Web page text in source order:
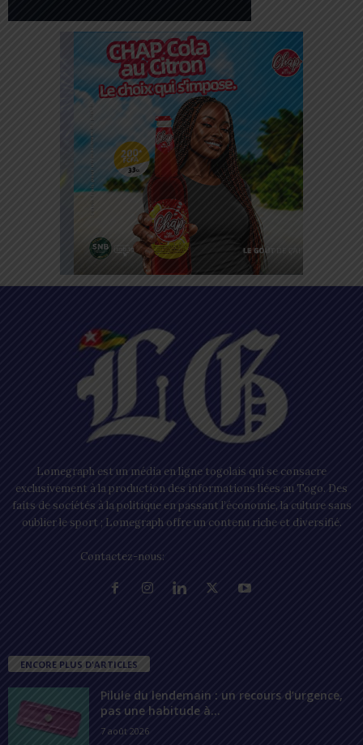
Lomegraph est un média en ligne togolais qui se consacre
exclusivement à la production des informations liées au Togo. Des
faits de sociétés à la politique en passant l’économie, la culture sans
oublier le sport ; Lomegraph offre un contenu riche et diversifié.
Contactez-nous:
ENCORE PLUS D'ARTICLES
Pilule du lendemain : un recours d’urgence,
pas une habitude à...
7 août 2026